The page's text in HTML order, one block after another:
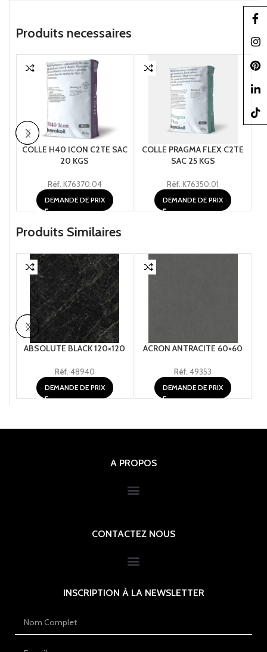
Produits necessaire​s
COLLE H40 ICON C2TE SAC
20 KGS
Réf. K76370.04
DEMANDE DE PRIX
COLLE PRAGMA FLEX C2TE
SAC 25 KGS
Réf.K76350.01
DEMANDE DE PRIX
Produits Similaires
ABSOLUTE BLACK 120×120
Réf. 48940
DEMANDE DE PRIX
ACRON ANTRACITE 60×60
Réf.49353
DEMANDE DE PRIX
A PROPOS
CONTACTEZ NOUS
INSCRIPTION À LA NEWSLETTER